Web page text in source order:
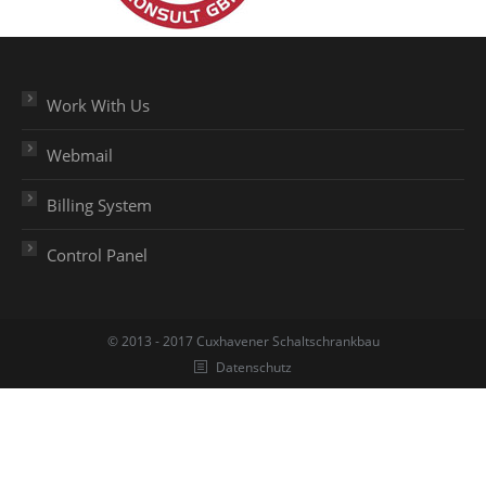
Work With Us
Webmail
Billing System
Control Panel
© 2013 - 2017 Cuxhavener Schaltschrankbau
Datenschutz